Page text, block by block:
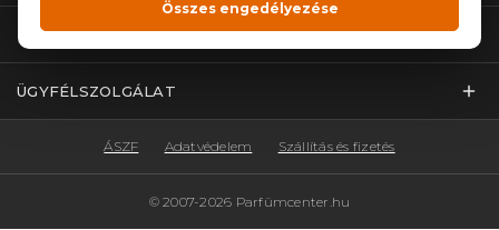
TOP KATEGÓRIÁK
ÜGYFÉLSZOLGÁLAT
© 2007-2026 Parfümcenter.hu
ÁSZF Adatvédelem Szállítás és fizetés